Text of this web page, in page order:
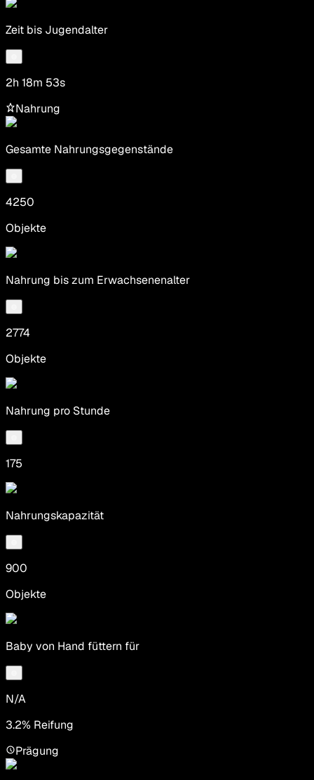
Zeit bis Jugendalter
2h 18m 53s
Nahrung
Gesamte Nahrungsgegenstände
4250
Objekte
Nahrung bis zum Erwachsenenalter
2774
Objekte
Nahrung pro Stunde
175
Nahrungskapazität
900
Objekte
Baby von Hand füttern für
N/A
3.2% Reifung
Prägung